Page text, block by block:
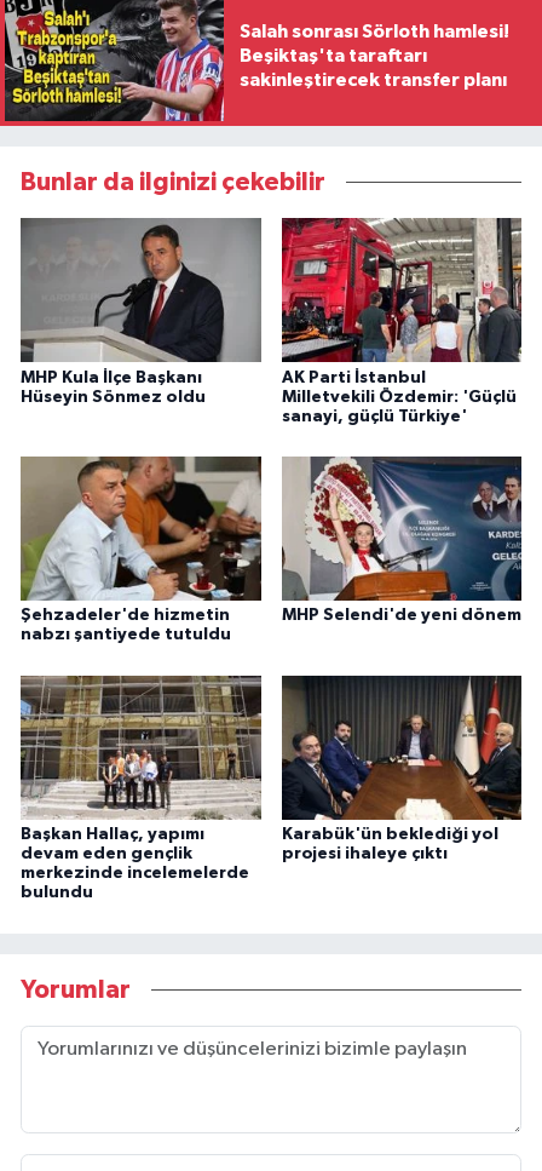
Salah sonrası Sörloth hamlesi!
Beşiktaş'ta taraftarı
sakinleştirecek transfer planı
Bunlar da ilginizi çekebilir
MHP Kula İlçe Başkanı
Hüseyin Sönmez oldu
AK Parti İstanbul
Milletvekili Özdemir: 'Güçlü
sanayi, güçlü Türkiye'
Şehzadeler'de hizmetin
nabzı şantiyede tutuldu
MHP Selendi'de yeni dönem
Başkan Hallaç, yapımı
devam eden gençlik
merkezinde incelemelerde
bulundu
Karabük'ün beklediği yol
projesi ihaleye çıktı
Yorumlar